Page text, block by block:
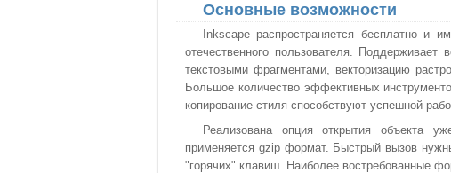
Основные возможности
Inkscape распространяется бесплатно и
отечественного пользователя.
текстовыми фрагментами, векторизацию
Большое количество эффективных
копирование стиля способствуют успешной
Реализована опция открытия объекта
применяется gzip формат. Быстрый вызов
"горячих" клавиш. Наиболее востребованные